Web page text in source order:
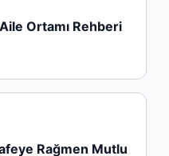
Ortamı Rehberi
Rağmen Mutlu